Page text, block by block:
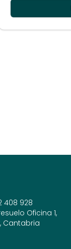
408 928
Oficina 1,
Cantabria